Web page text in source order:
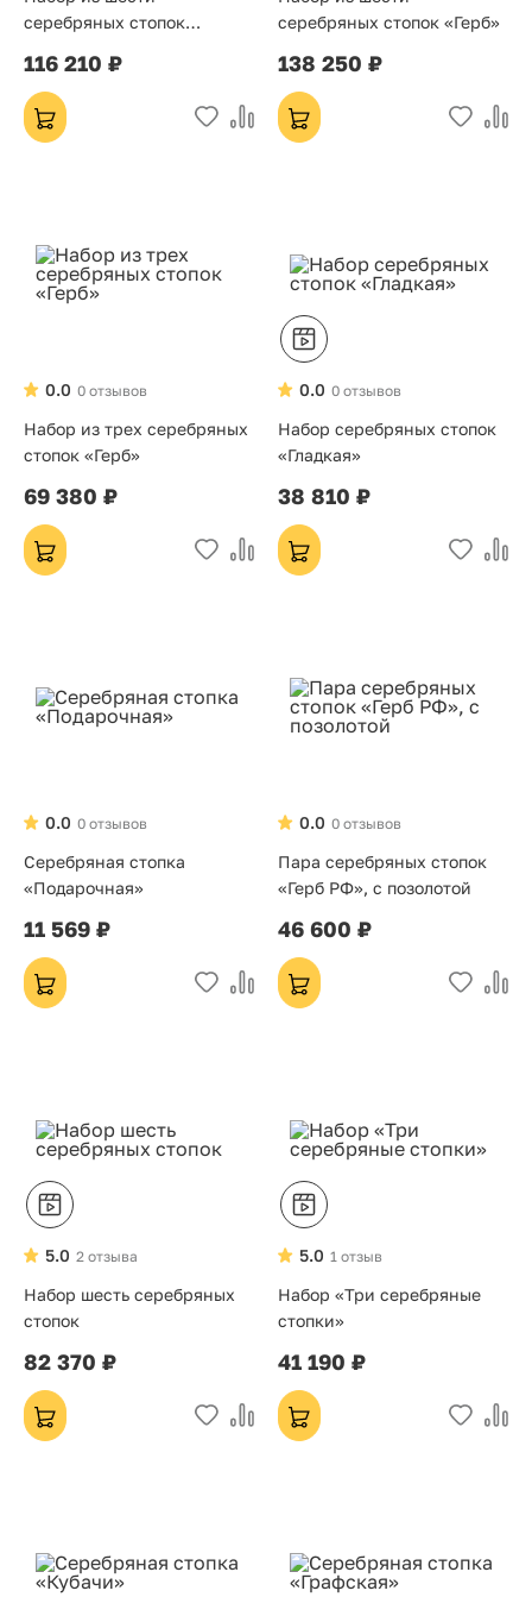
серебряных стопок
116 210 ₽
серебряных стопок «Герб»
138 250 ₽
0 отзывов
0.0
Набор из трех серебряных
стопок «Герб»
69 380 ₽
0 отзывов
0.0
Набор серебряных стопок
«Гладкая»
38 810 ₽
0 отзывов
0.0
Серебряная стопка
«Подарочная»
11 569 ₽
0 отзывов
0.0
Пара серебряных стопок
«Герб РФ», с позолотой
46 600 ₽
2 отзыва
5.0
Набор шесть серебряных
стопок
82 370 ₽
1 отзыв
5.0
Набор «Три серебряные
стопки»
41 190 ₽